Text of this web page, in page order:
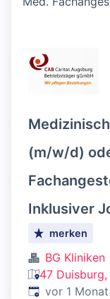
(m/w/d)
Inklusiver
merken
BG Kliniken
47
Veröffentlicht:
vor 1 Monat